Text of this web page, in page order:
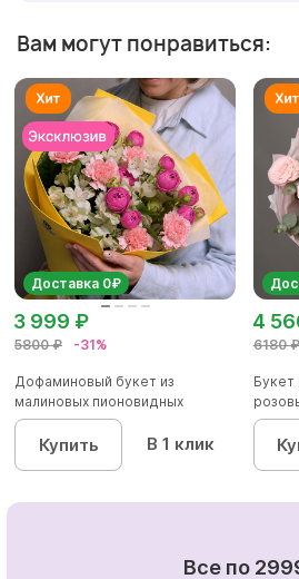
Вам могут понравиться:
Доставка 0₽
5800 ₽ -31%
3 999 ₽
Дофаминовый букет из
малиновых пионовидных
кустовых роз...
Купить В 1 клик
6180 ₽
4
Букет
Все по